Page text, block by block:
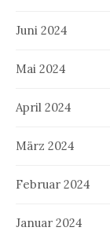
Juni 2024
Mai 2024
April 2024
März 2024
Februar 2024
Januar 2024